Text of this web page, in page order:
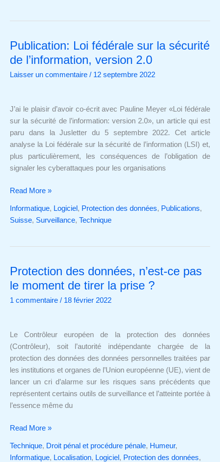
Publication: Loi fédérale sur la sécurité
de l’information, version 2.0
Laisser un commentaire / 12 septembre 2022
J’ai le plaisir d’avoir co-écrit avec Pauline Meyer «Loi fédérale
sur la sécurité de l’information: version 2.0», un article qui est
paru dans la Jusletter du 5 septembre 2022. Cet article
analyse la Loi fédérale sur la sécurité de l’information (LSI) et,
plus particulièrement, les conséquences de l’obligation de
signaler les cyberattaques pour les organisations
Publication:
Loi
sur
version
Read More »
Informatique, Logiciel , Protection des données, Publications,
Suisse, Surveillance, Technique
Protection des données, n’est-ce pas
le moment de tirer la prise ?
1 commentaire / 18 février 2022
Le Contrôleur européen de la protection des données
(Contrôleur), soit l’autorité indépendante chargée de la
protection des données des données personnelles traitées par
les institutions et organes de l’Union européenne (UE), vient de
lancer un cri d’alarme sur les risques sans précédents que
représentent certains outils de surveillance et l’atteinte portée à
l’essence même du
Protection
des
n’est-
moment
de
prise ?
Read More »
Technique, Droit pénal et procédure pénale, Humeur,
Informatique, Localisation, Logiciel , Protection des données,